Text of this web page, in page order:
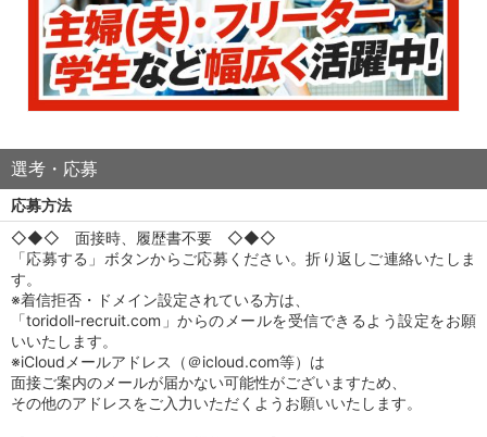
選考・応募
応募方法
◇◆◇ 面接時、履歴書不要 ◇◆◇
「応募する」ボタンからご応募ください。折り返しご連絡いたしま
す。
※着信拒否・ドメイン設定されている方は、
「toridoll-recruit.com」からのメールを受信できるよう設定をお願
いいたします。
※iCloudメールアドレス（＠icloud.com等）は
面接ご案内のメールが届かない可能性がございますため、
その他のアドレスをご入力いただくようお願いいたします。